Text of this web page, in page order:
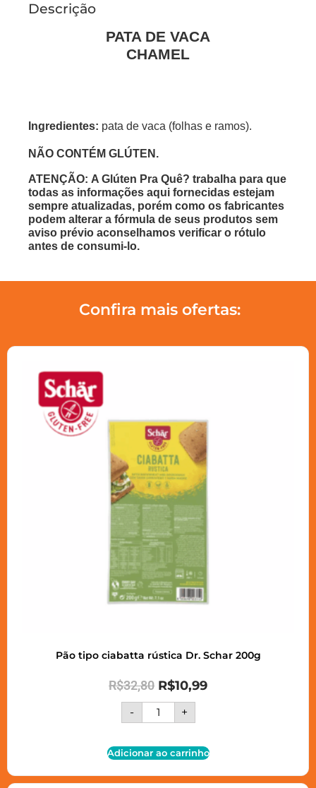
Descrição
PATA DE VACA
CHAMEL
Ingredientes: pata de vaca (folhas e ramos).
NÃO CONTÉM GLÚTEN.
ATENÇÃO: A Glúten Pra Quê? trabalha para que
todas as informações aqui fornecidas estejam
sempre atualizadas, porém como os fabricantes
podem alterar a fórmula de seus produtos sem
aviso prévio aconselhamos verificar o rótulo
antes de consumi-lo.
Confira mais ofertas:
Pão tipo ciabatta rústica Dr. Schar 200g
R$32,80 R$10,99
- +
Adicionar ao carrinho